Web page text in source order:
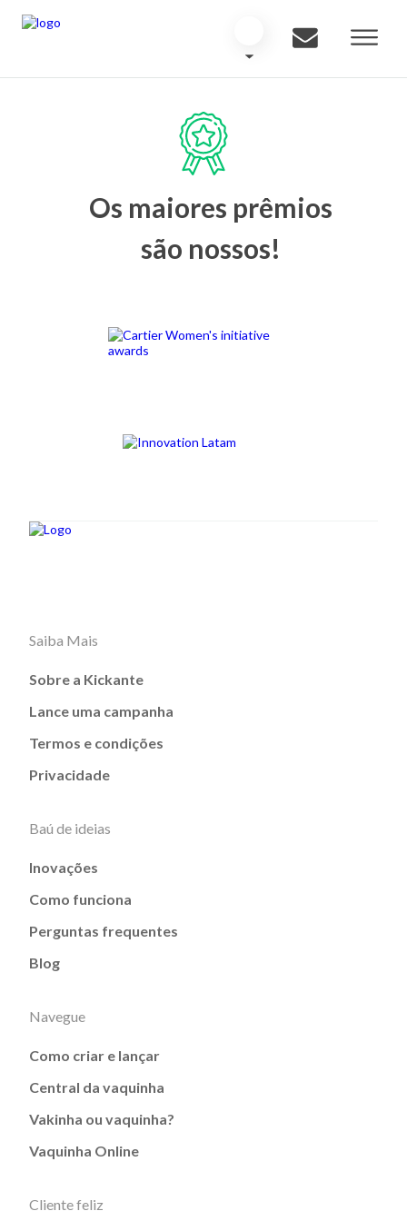
Os maiores prêmios
são nossos!
Saiba Mais
Sobre a Kickante
Lance uma campanha
Termos e condições
Privacidade
Baú de ideias
Inovações
Como funciona
Perguntas frequentes
Blog
Navegue
Como criar e lançar
Central da vaquinha
Vakinha ou vaquinha?
Vaquinha Online
Cliente feliz